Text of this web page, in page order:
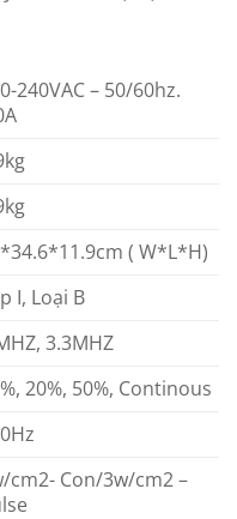
240VAC – 50/60hz.
( W*L*H)
I, Loại B
3.3MHZ
20%, 50%, Continous
cm2- Con/3w/cm2 –